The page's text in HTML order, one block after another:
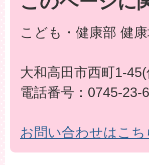
こども・健康部 健
大和高田市西町1-
電話番号：0745-23-
お問い合わせはこち